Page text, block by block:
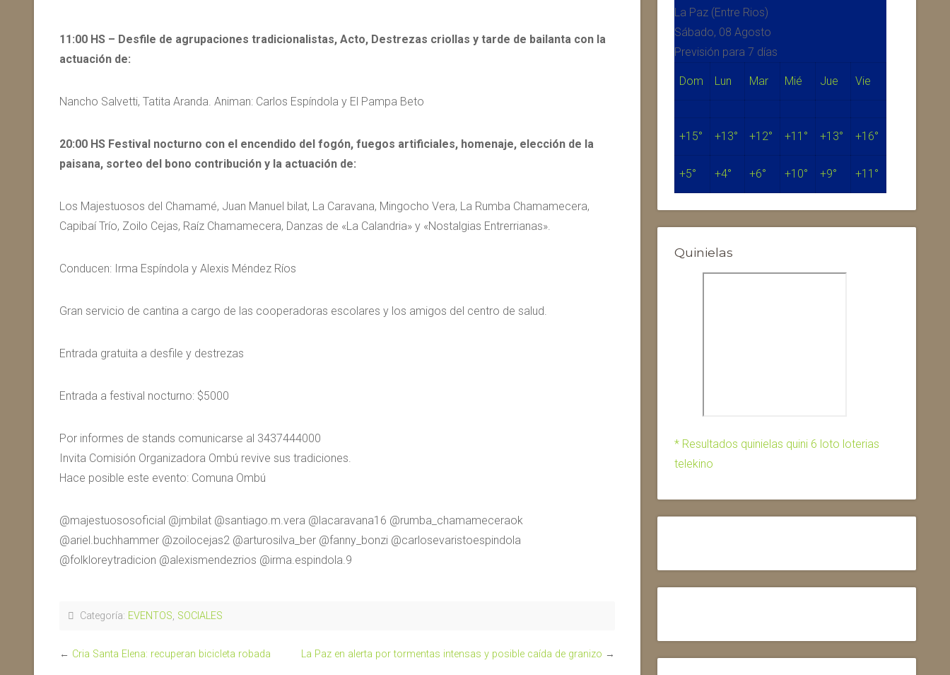
11:00 HS – Desfile de agrupaciones tradicionalistas, Acto, Destrezas criollas y tarde de bailanta con la
actuación de:
Nancho Salvetti, Tatita Aranda. Animan: Carlos Espíndola y El Pampa Beto
20:00 HS Festival nocturno con el encendido del fogón, fuegos artificiales, homenaje, elección de la
paisana, sorteo del bono contribución y la actuación de:
Los Majestuosos del Chamamé, Juan Manuel bilat, La Caravana, Mingocho Vera, La Rumba Chamamecera,
Capibaí Trío, Zoilo Cejas, Raíz Chamamecera, Danzas de «La Calandria» y «Nostalgias Entrerrianas».
Conducen: Irma Espíndola y Alexis Méndez Ríos
Gran servicio de cantina a cargo de las cooperadoras escolares y los amigos del centro de salud.
Entrada gratuita a desfile y destrezas
Entrada a festival nocturno: $5000
Por informes de stands comunicarse al 3437444000
Invita Comisión Organizadora Ombú revive sus tradiciones.
Hace posible este evento: Comuna Ombú
@majestuososoficial @jmbilat @santiago.m.vera @lacaravana16 @rumba_chamameceraok
@ariel.buchhammer @zoilocejas2 @arturosilva_ber @fanny_bonzi @carlosevaristoespindola
@folkloreytradicion @alexismendezrios @irma.espindola.9
Categoría: EVENTOS, SOCIALES
← Cria Santa Elena: recuperan bicicleta robada La Paz en alerta por tormentas intensas y posible caída de granizo →
La Paz (Entre Rios)
Sábado, 08 Agosto
Previsión para 7 días
Dom Lun Mar Mié Jue Vie
+15° +13° +12° +11° +13° +16°
+5° +4° +6° +10° +9° +11°
Quinielas
* Resultados quinielas quini 6 loto loterias
telekino